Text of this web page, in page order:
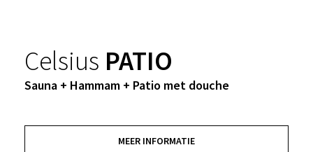
Celsius PATIO
Sauna + Hammam + Patio met douche
MEER INFORMATIE